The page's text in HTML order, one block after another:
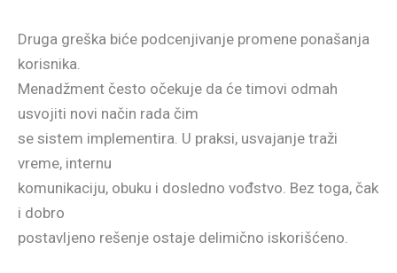
Druga greška biće podcenjivanje promene ponašanja
korisnika.
Menadžment često očekuje da će timovi odmah
usvojiti novi način rada čim
se sistem implementira. U praksi, usvajanje traži
vreme, internu
komunikaciju, obuku i dosledno vođstvo. Bez toga, čak
i dobro
postavljeno rešenje ostaje delimično iskorišćeno.